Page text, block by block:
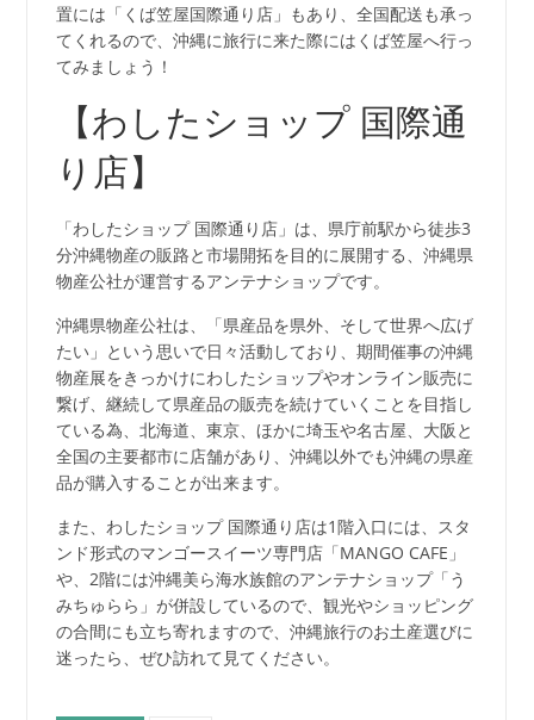
置には「くば笠屋国際通り店」もあり、全国配送も承っ
てくれるので、沖縄に旅行に来た際にはくば笠屋へ行っ
てみましょう！
【わしたショップ 国際通
り店】
「わしたショップ 国際通り店」は、県庁前駅から徒歩3
分沖縄物産の販路と市場開拓を目的に展開する、沖縄県
物産公社が運営するアンテナショップです。
沖縄県物産公社は、「県産品を県外、そして世界へ広げ
たい」という思いで日々活動しており、期間催事の沖縄
物産展をきっかけにわしたショップやオンライン販売に
繋げ、継続して県産品の販売を続けていくことを目指し
ている為、北海道、東京、ほかに埼玉や名古屋、大阪と
全国の主要都市に店舗があり、沖縄以外でも沖縄の県産
品が購入することが出来ます。
また、わしたショップ 国際通り店は1階入口には、スタ
ンド形式のマンゴースイーツ専門店「MANGO CAFE」
や、2階には沖縄美ら海水族館のアンテナショップ「う
みちゅらら」が併設しているので、観光やショッピング
の合間にも立ち寄れますので、沖縄旅行のお土産選びに
迷ったら、ぜひ訪れて見てください。